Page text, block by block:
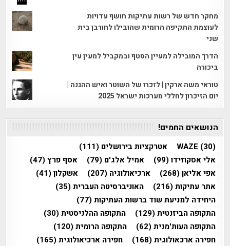
מחקר חדש של רשות עתיקות חושף עדויות
לעוצמת התקיפה הרומית שהובילו לחורבן בית
שני
הדרך המובילה למעיין הסטף ובמקביל למעין עין
ביכורה
טוראי משה ארקין | לזכרו של השוטר ואיש ההגנה |
יום הזיכרון לחללי מערכות ישראל 2025
הנושאים החמים!
WAZE (30) אטרקציות בירושלים (111)
אלי אסקוזידו(99) אמיל אלג'ם (79) אסף פרץ(47)
אפי אליאן(268) ארכיאולוגיה (207) אשקלון(41)
אתר עתיקות(216) האוניברסיטה העברית(35)
היחידה למניעת שוד ברשות העתיקות(77)
התקופה הביזנטית(129) התקופה ההלניסטית(30)
התקופה העות'מנית(62) התקופה הרומית(120)
חפירה ארכאולוגית(168) חפירה ארכיאולוגית(165)